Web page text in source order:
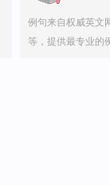
例句来自权威英文
等，提供最专业的